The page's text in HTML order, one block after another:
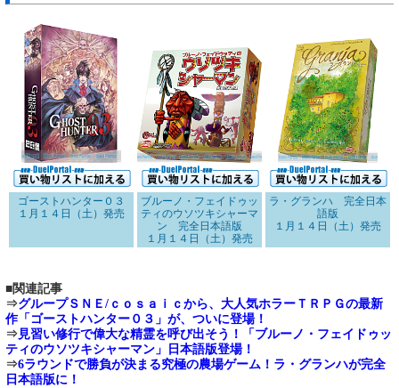
ゴーストハンター０３
１月１４日（土）発売
ブルーノ・フェイドゥッ
ティのウソツキシャーマ
ン 完全日本語版
１月１４日（土）発売
ラ・グランハ 完全日本
語版
１月１４日（土）発売
■関連記事
⇒グループＳＮＥ/ｃｏｓａｉｃから、大人気ホラーＴＲＰＧの最新
作「ゴーストハンター０３」が、ついに登場！
⇒見習い修行で偉大な精霊を呼び出そう！「ブルーノ・フェイドゥッ
ティのウソツキシャーマン」日本語版登場！
⇒6ラウンドで勝負が決まる究極の農場ゲーム！ラ・グランハが完全
日本語版に！